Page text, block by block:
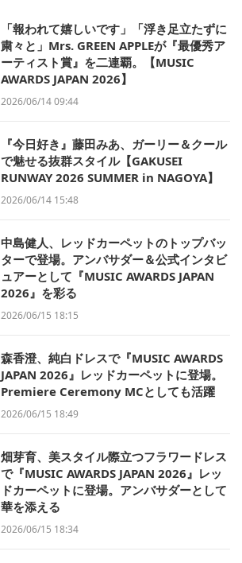
「報われて嬉しいです」「浮き足立たずに
粛々と」Mrs. GREEN APPLEが『最優秀ア
ーティスト賞』を二連覇。【MUSIC
AWARDS JAPAN 2026】
2026/06/14 09:44
『今日好き』藤田みあ、ガーリー＆クール
で魅せる抜群スタイル【GAKUSEI
RUNWAY 2026 SUMMER in NAGOYA】
2026/06/14 15:48
中島健人、レッドカーペットのトップバッ
ターで登場。アンバサダー＆公式インタビ
ュアーとして『MUSIC AWARDS JAPAN
2026』を彩る
2026/06/15 18:15
森香澄、純白ドレスで『MUSIC AWARDS
JAPAN 2026』レッドカーペットに登場。
Premiere Ceremony MCとしても活躍
2026/06/15 18:49
畑芽育、美スタイル際立つフラワードレス
で『MUSIC AWARDS JAPAN 2026』レッ
ドカーペットに登場。アンバサダーとして
華を添える
2026/06/15 18:34